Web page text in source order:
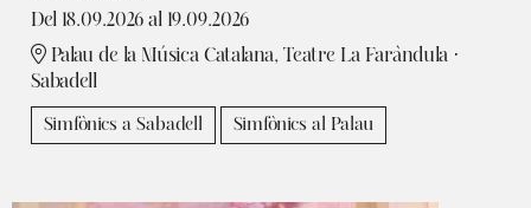
Del 18.09.2026 al 19.09.2026
Palau de la Música Catalana, Teatre La Faràndula ·
Sabadell
Simfònics a Sabadell Simfònics al Palau